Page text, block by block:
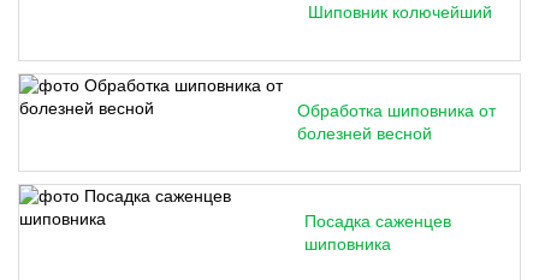
Шиповник колючейший
Обработка шиповника от
болезней весной
Посадка саженцев
шиповника